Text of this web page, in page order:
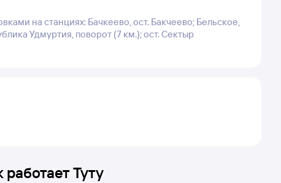
на станциях: Бачкеево, ост. Бакчеево; Бельское,
Удмуртия, поворот (7 км.); ост. Сектыр
Туту